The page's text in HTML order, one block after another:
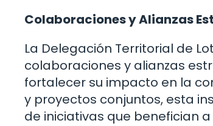
Colaboraciones y Alianzas
La Delegación Territorial de
colaboraciones y alianzas
fortalecer su impacto en la
y proyectos conjuntos, esta
de iniciativas que benefician